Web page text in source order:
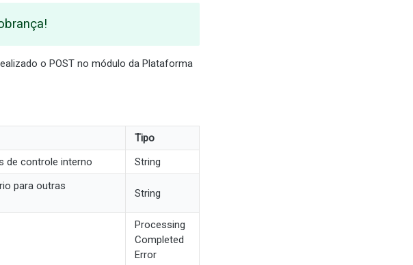
o POST no módulo da Plataforma
Tipo
de controle interno String
para outras
String
Processing
Completed
Error